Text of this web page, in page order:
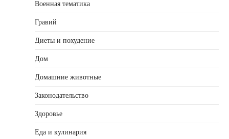
Военная тематика
Гравий
Диеты и похудение
Дом
Домашние животные
Законодательство
Здоровье
Еда и кулинария